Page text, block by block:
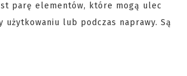
parę elementów, które mogą ulec
użytkowaniu lub podczas naprawy. Są